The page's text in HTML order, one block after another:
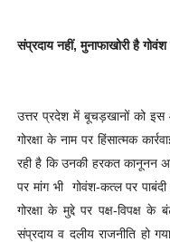
संप्रदाय नहीं, मुनाफाखोरी है
उत्तर प्रदेश में बूचड़खानों को
गोरक्षा के नाम पर हिंसात्मक
रही है कि उनकी हरकत कानूनन
पर मांग भी गोवंश-कत्ल पर
गोरक्षा के मुद्दे पर पक्ष-विपक्ष
संप्रदाय व दलीय राजनीति हो